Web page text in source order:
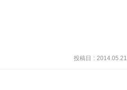
投稿日 : 2014.05.21